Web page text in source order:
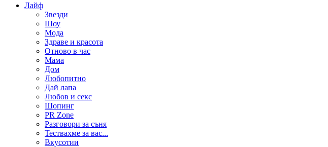
Лайф
Звезди
Шоу
Мода
Здраве и красота
Отново в час
Мама
Дом
Любопитно
Дай лапа
Любов и секс
Шопинг
PR Zone
Разговори за съня
Тествахме за вас...
Вкусотии